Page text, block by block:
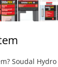
Textile
Soudal